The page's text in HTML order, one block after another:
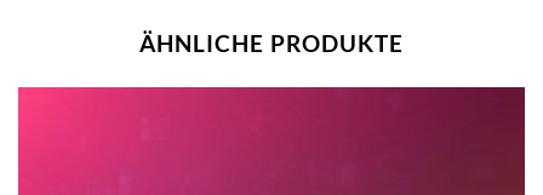
ÄHNLICHE PRODUKTE